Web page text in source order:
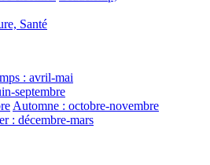
Santé
: avril-mai
septembre
Automne : octobre-novembre
: décembre-mars